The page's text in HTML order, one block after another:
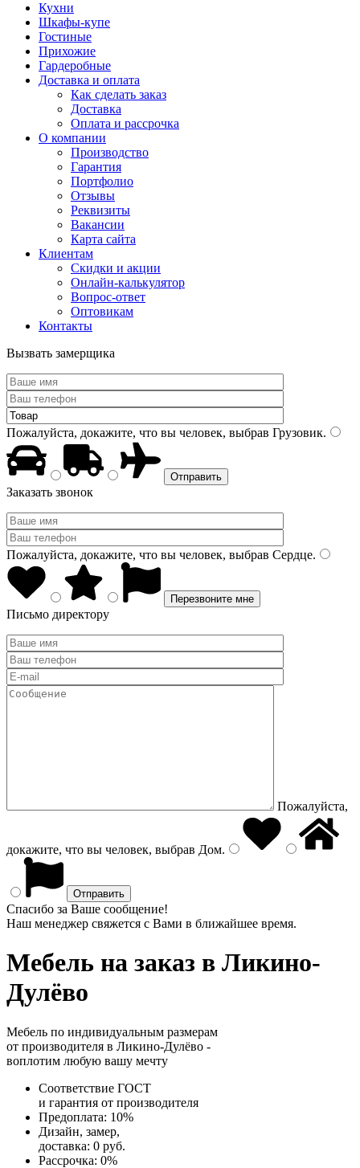
Кухни
Шкафы-купе
Гостиные
Прихожие
Гардеробные
Доставка и оплата
Как сделать заказ
Доставка
Оплата и рассрочка
О компании
Производство
Гарантия
Портфолио
Отзывы
Реквизиты
Вакансии
Карта сайта
Клиентам
Скидки и акции
Онлайн-калькулятор
Вопрос-ответ
Оптовикам
Контакты
Вызвать замерщика
Пожалуйста, докажите, что вы человек, выбрав Грузовик.
Заказать звонок
Пожалуйста, докажите, что вы человек, выбрав Сердце.
Письмо директору
Пожалуйста,
докажите, что вы человек, выбрав Дом.
Спасибо за Ваше сообщение!
Наш менеджер свяжется с Вами в ближайшее время.
Мебель на заказ в Ликино-
Дулёво
Мебель по индивидуальным размерам
от производителя в Ликино-Дулёво -
воплотим любую вашу мечту
Соответствие ГОСТ
и гарантия от производителя
Предоплата: 10%
Дизайн, замер,
доставка: 0 руб.
Рассрочка: 0%